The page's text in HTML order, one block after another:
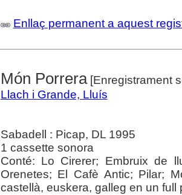
Enllaç permanent a aquest
Món Porrera[Enregistrament
Llach i Grande, Lluís
Sabadell : Picap, DL 1995
1 cassette sonora
Conté: Lo Cirerer; Embruix de
Orenetes; El Cafè Antic; Pilar;
castellà, euskera, galleg en un full